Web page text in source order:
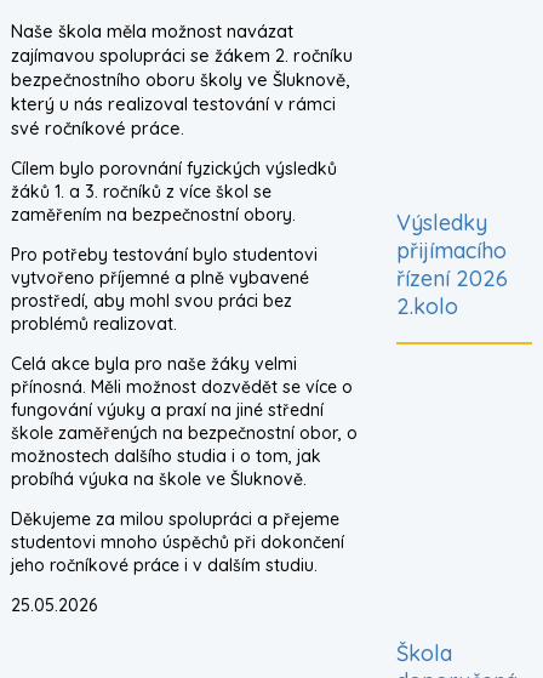
Naše škola měla možnost navázat
zajímavou spolupráci se žákem 2. ročníku
bezpečnostního oboru školy ve Šluknově,
který u nás realizoval testování v rámci
své ročníkové práce.
Cílem bylo porovnání fyzických výsledků
žáků 1. a 3. ročníků z více škol se
zaměřením na bezpečnostní obory.
Pro potřeby testování bylo studentovi
vytvořeno příjemné a plně vybavené
prostředí, aby mohl svou práci bez
problémů realizovat.
Celá akce byla pro naše žáky velmi
přínosná. Měli možnost dozvědět se více o
fungování výuky a praxí na jiné střední
škole zaměřených na bezpečnostní obor, o
možnostech dalšího studia i o tom, jak
probíhá výuka na škole ve Šluknově.
Děkujeme za milou spolupráci a přejeme
studentovi mnoho úspěchů při dokončení
jeho ročníkové práce i v dalším studiu.
25.05.2026
Výsledky
přijímacího
řízení 2026
2.kolo
Škola